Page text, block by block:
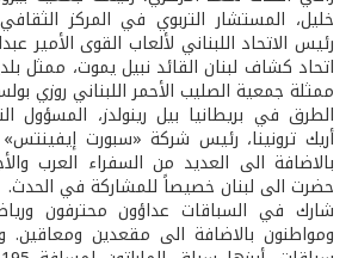
خليل، المستشار التربوي في المركز
رئيس الاتحاد اللبناني لألعاب القوى الأمير
اتحاد كشاف لبنان القائد نبيل يموت، ممثل
ممثلة جمعية الصليب الأحمر اللبناني روزي
الطرق في بريطانيا بيل رينولدز، المسؤول
أريك ترونينا، رئيس شركة «سبورت
بالاضافة الى العديد من السفراء العرب
حضرت الى لبنان خصيصاً للمشاركة في الحدث.
شارك في السباقات عداؤون محترفون
ومواطنون بالاضافة الى مقعدين